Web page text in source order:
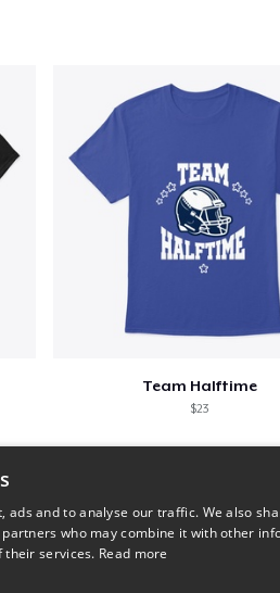
Team Halftime
$23
ads and to analyse our traffic. We also
who may combine it with other
their services. Read more